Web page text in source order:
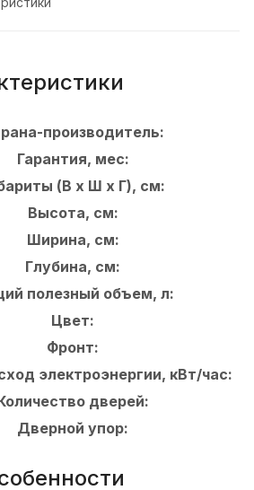
производитель:
Гарантия, мес:
(В х Ш х Г), см:
Высота, см:
Ширина, см:
Глубина, см:
полезный объем, л:
Цвет:
Фронт:
электроэнергии, кВт/час:
дверей:
Дверной упор: